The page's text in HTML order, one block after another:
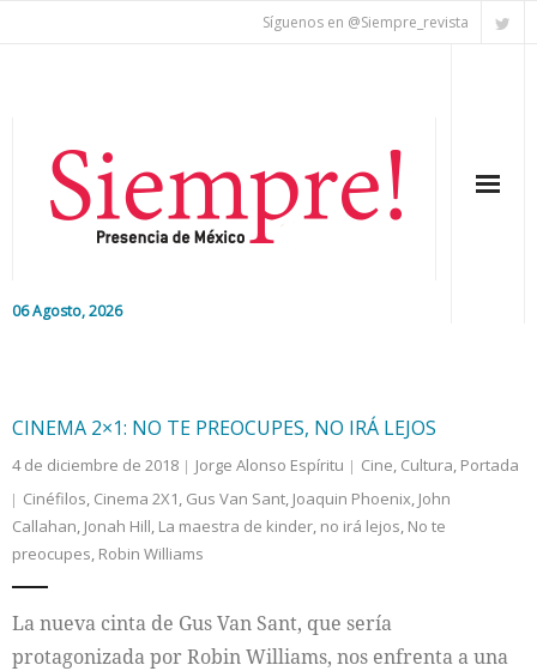
Síguenos en @Siempre_revista
06 Agosto, 2026
Nacional
Colaboradores
Cultura
CINEMA 2×1: NO TE PREOCUPES, NO IRÁ LEJOS
4 de diciembre de 2018 Jorge Alonso Espíritu Cine, Cultura, Portada
Cinéfilos, Cinema 2X1, Gus Van Sant, Joaquin Phoenix, John
Callahan, Jonah Hill, La maestra de kinder, no irá lejos, No te
preocupes, Robin Williams
La nueva cinta de Gus Van Sant, que sería
protagonizada por Robin Williams, nos enfrenta a una